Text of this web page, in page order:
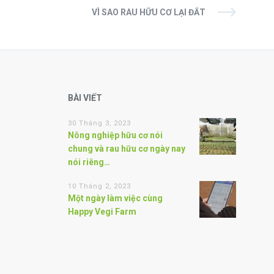
VÌ SAO RAU HỮU CƠ LẠI ĐẮT
BÀI VIẾT
30 Tháng 3, 2023
Nông nghiệp hữu cơ nói
chung và rau hữu cơ ngày nay
nói riêng…
10 Tháng 2, 2023
Một ngày làm việc cùng
Happy Vegi Farm